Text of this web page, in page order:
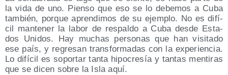
la vida de uno. Pien­so que eso se lo debe­mos a Cuba
tam­bién, por­que apren­di­mos de su ejem­plo. No es difí­
cil man­te­ner la labor de res­pal­do a Cuba des­de Esta­
dos Uni­dos. Hay muchas per­so­nas que han visi­ta­do
ese país, y regre­san trans­for­ma­das con la expe­rien­cia.
Lo difí­cil es sopor­tar tan­ta hipo­cre­sía y tan­tas men­ti­ras
que se dicen sobre la Isla aquí.